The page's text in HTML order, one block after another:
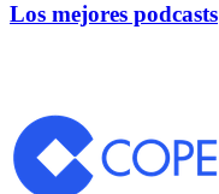
Los mejores podcasts